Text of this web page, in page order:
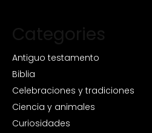
Categories
Antiguo testamento
Biblia
Celebraciones y tradiciones
Ciencia y animales
Curiosidades